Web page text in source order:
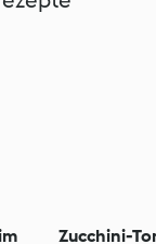
Zucchini-